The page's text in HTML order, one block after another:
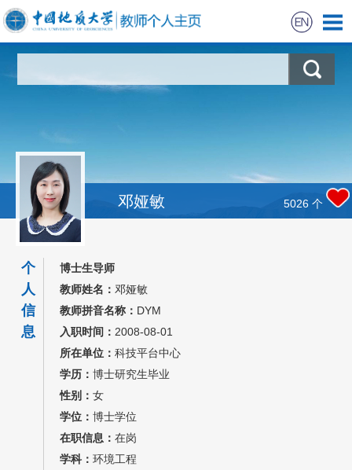
教学研究
获奖信息
学生信息
招生信息
我的相册
教师博客
邓娅敏 5026 个
个
人
信
息
博士生导师
教师姓名： 邓娅敏
教师拼音名称： DYM
入职时间： 2008-08-01
所在单位： 科技平台中心
学历： 博士研究生毕业
性别： 女
学位： 博士学位
在职信息： 在岗
学科： 环境工程